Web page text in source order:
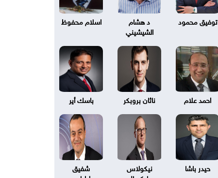
توفيق محمود
د هشام
الشيشيني
اسلام محفوظ
احمد علام ناثان بروبكر باسك أير
حيدر باشا
نيكولاس
شفيق